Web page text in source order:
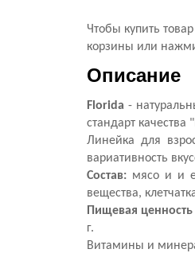
Чтобы купить
корзины или
Описание
Florida -
стандарт
Линейка для
вариативность
Состав: мясо и и
вещества,
Пищевая ценность
г.
Витамины и